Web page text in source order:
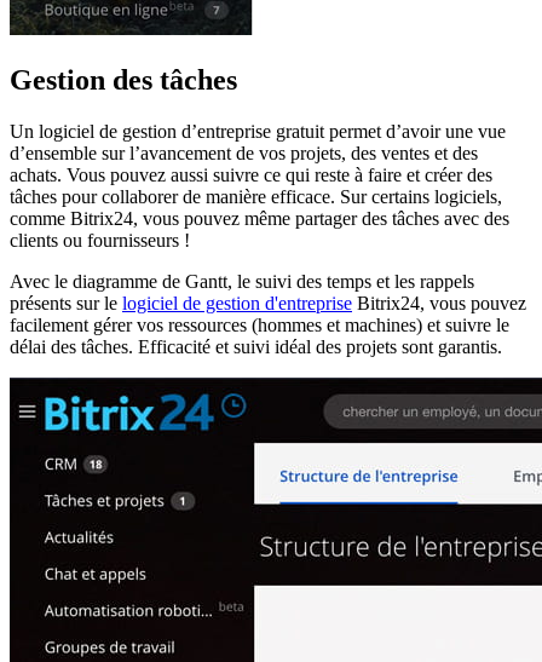
Gestion des tâches
Un logiciel de gestion d’entreprise gratuit permet d’avoir une vue
d’ensemble sur l’avancement de vos projets, des ventes et des
achats. Vous pouvez aussi suivre ce qui reste à faire et créer des
tâches pour collaborer de manière efficace. Sur certains logiciels,
comme Bitrix24, vous pouvez même partager des tâches avec des
clients ou fournisseurs !
Avec le diagramme de Gantt, le suivi des temps et les rappels
présents sur le logiciel de gestion d'entreprise Bitrix24, vous pouvez
facilement gérer vos ressources (hommes et machines) et suivre le
délai des tâches. Efficacité et suivi idéal des projets sont garantis.